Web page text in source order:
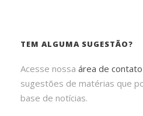
TEM ALGUMA SUGESTÃO?
Acesse nossa área de contato
sugestões de matérias que
base de notícias.